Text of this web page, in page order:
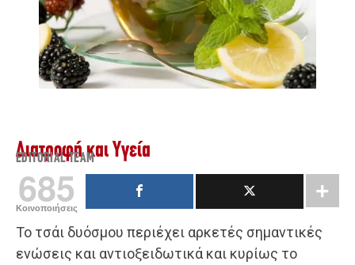
Διατροφή και Υγεία
EDITORIAL TEAM
685
Κοινοποιήσεις
Το τσάι δυόσμου περιέχει αρκετές σημαντικές
ενώσεις και αντιοξειδωτικά και κυρίως το